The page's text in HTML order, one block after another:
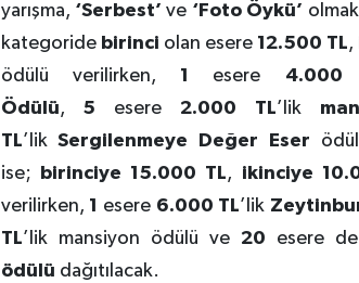
yarışma, ‘Serbest’ ve ‘Foto Öykü’
kategoride birinci olan esere 12.500 TL,
ödülü verilirken, 1 esere 4.000
Ödülü, 5 esere 2.000 TL’lik
TL’likSergilenmeye Değer Eser
ise;
birinciye 15.000 TL, ikinciye
verilirken, 1 esere 6.000 TL’lik
TL’lik mansiyon ödülü ve 20 esere de
ödülü dağıtılacak.